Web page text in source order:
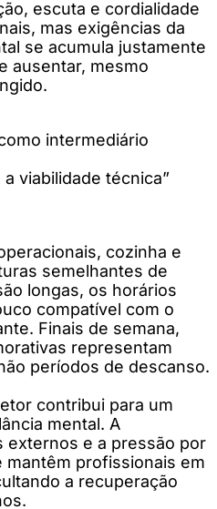
escuta e cordialidade
mas exigências da
se acumula justamente
ausentar, mesmo
intermediário
viabilidade técnica”
cozinha e
semelhantes de
longas, os horários
compatível com o
Finais de semana,
representam
períodos de descanso.
contribui para um
mental. A
externos e a pressão por
profissionais em
a recuperação